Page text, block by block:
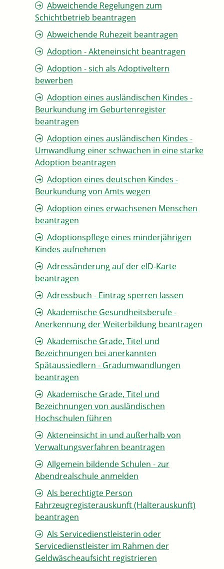
Abweichende Regelungen zum
Schichtbetrieb beantragen
Abweichende Ruhezeit beantragen
Adoption - Akteneinsicht beantragen
Adoption - sich als Adoptiveltern
bewerben
Adoption eines ausländischen Kindes -
Beurkundung im Geburtenregister
beantragen
Adoption eines ausländischen Kindes -
Umwandlung einer schwachen in eine starke
Adoption beantragen
Adoption eines deutschen Kindes -
Beurkundung von Amts wegen
Adoption eines erwachsenen Menschen
beantragen
Adoptionspflege eines minderjährigen
Kindes aufnehmen
Adressänderung auf der eID-Karte
beantragen
Adressbuch - Eintrag sperren lassen
Akademische Gesundheitsberufe -
Anerkennung der Weiterbildung beantragen
Akademische Grade, Titel und
Bezeichnungen bei anerkannten
Spätaussiedlern - Gradumwandlungen
beantragen
Akademische Grade, Titel und
Bezeichnungen von ausländischen
Hochschulen führen
Akteneinsicht in und außerhalb von
Verwaltungsverfahren beantragen
Allgemein bildende Schulen - zur
Abendrealschule anmelden
Als berechtigte Person
Fahrzeugregisterauskunft (Halterauskunft)
beantragen
Als Servicedienstleisterin oder
Servicedienstleister im Rahmen der
Geldwäscheaufsicht registrieren